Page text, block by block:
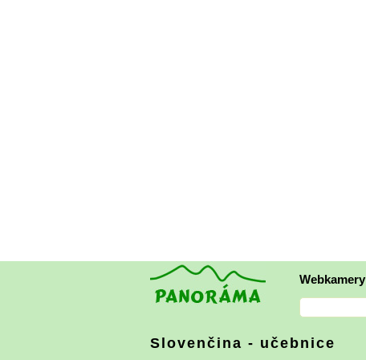
Webkamery
Slovenčina - učebnice